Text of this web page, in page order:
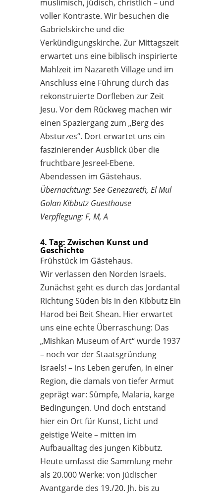
muslimisch, jüdisch, christlich – und
voller Kontraste. Wir besuchen die
Gabrielskirche und die
Verkündigungskirche. Zur Mittagszeit
erwartet uns eine biblisch inspirierte
Mahlzeit im Nazareth Village und im
Anschluss eine Führung durch das
rekonstruierte Dorfleben zur Zeit
Jesu. Vor dem Rückweg machen wir
einen Spaziergang zum „Berg des
Absturzes“. Dort erwartet uns ein
faszinierender Ausblick über die
fruchtbare Jesreel-Ebene.
Abendessen im Gästehaus.
Übernachtung: See Genezareth, El Mul
Golan Kibbutz Guesthouse
Verpflegung: F, M, A
4. Tag: Zwischen Kunst und
Geschichte
Frühstück im Gästehaus.
Wir verlassen den Norden Israels.
Zunächst geht es durch das Jordantal
Richtung Süden bis in den Kibbutz Ein
Harod bei Beit Shean. Hier erwartet
uns eine echte Überraschung: Das
„Mishkan Museum of Art“ wurde 1937
– noch vor der Staatsgründung
Israels! – ins Leben gerufen, in einer
Region, die damals von tiefer Armut
geprägt war: Sümpfe, Malaria, karge
Bedingungen. Und doch entstand
hier ein Ort für Kunst, Licht und
geistige Weite – mitten im
Aufbaualltag des jungen Kibbutz.
Heute umfasst die Sammlung mehr
als 20.000 Werke: von jüdischer
Avantgarde des 19./20. Jh. bis zu